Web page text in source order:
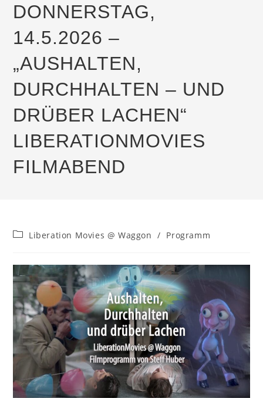
DONNERSTAG,
14.5.2026 –
„AUSHALTEN,
DURCHHALTEN – UND
DRÜBER LACHEN“
LIBERATIONMOVIES
FILMABEND
Beitrags-
Liberation Movies @ Waggon / Programm